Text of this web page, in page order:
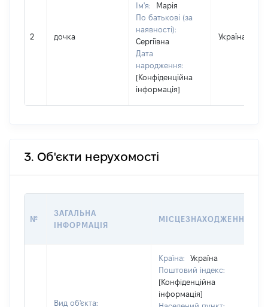
2 дочка
Ім'я:
Марія
По батькові (за
наявності):
Сергіївна
Дата
народження:
[Конфіденційна
інформація]
Україна
3. Об'єкти нерухомості
№
ЗАГАЛЬНА
ІНФОРМАЦІЯ
МІСЦЕЗНАХОДЖЕННЯ
Вид об'єкта:
Країна:
Україна
Поштовий індекс:
[Конфіденційна
інформація]